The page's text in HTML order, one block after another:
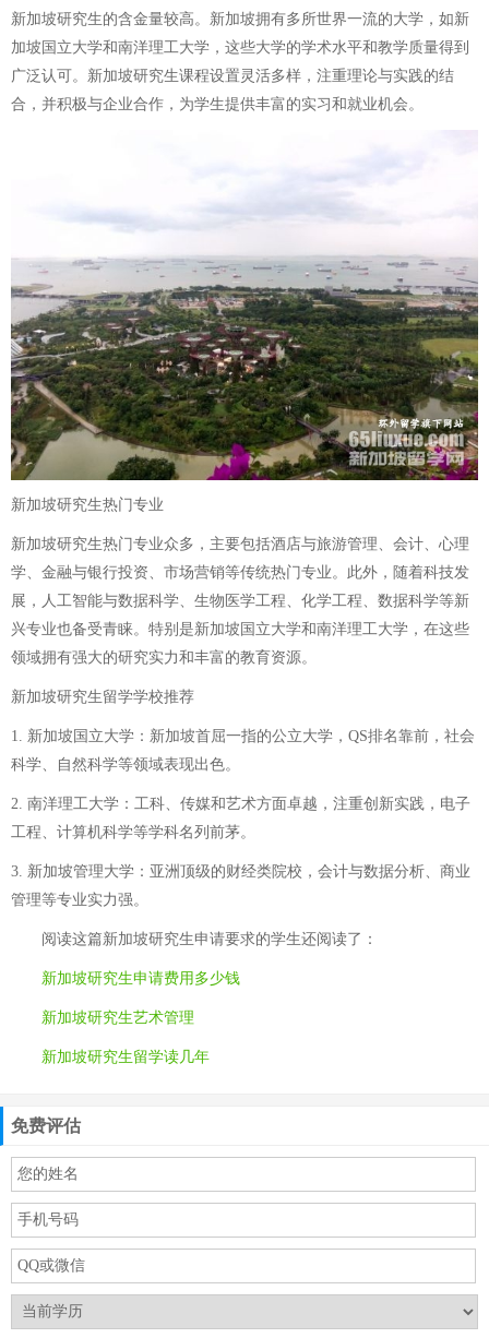
新加坡研究生的含金量较高。新加坡拥有多所世界一流的大学，如新
加坡国立大学和南洋理工大学，这些大学的学术水平和教学质量得到
广泛认可。新加坡研究生课程设置灵活多样，注重理论与实践的结
合，并积极与企业合作，为学生提供丰富的实习和就业机会。
新加坡研究生热门专业
新加坡研究生热门专业众多，主要包括酒店与旅游管理、会计、心理
学、金融与银行投资、市场营销等传统热门专业。此外，随着科技发
展，人工智能与数据科学、生物医学工程、化学工程、数据科学等新
兴专业也备受青睐。特别是新加坡国立大学和南洋理工大学，在这些
领域拥有强大的研究实力和丰富的教育资源。
新加坡研究生留学学校推荐
1. 新加坡国立大学：新加坡首屈一指的公立大学，QS排名靠前，社会
科学、自然科学等领域表现出色。
2. 南洋理工大学：工科、传媒和艺术方面卓越，注重创新实践，电子
工程、计算机科学等学科名列前茅。
3. 新加坡管理大学：亚洲顶级的财经类院校，会计与数据分析、商业
管理等专业实力强。
阅读这篇新加坡研究生申请要求的学生还阅读了：
新加坡研究生申请费用多少钱
新加坡研究生艺术管理
新加坡研究生留学读几年
免费评估